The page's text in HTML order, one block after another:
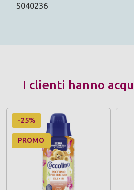
S040236
I clienti hanno
-25%
PROMO